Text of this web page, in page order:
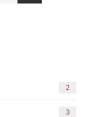
2
3